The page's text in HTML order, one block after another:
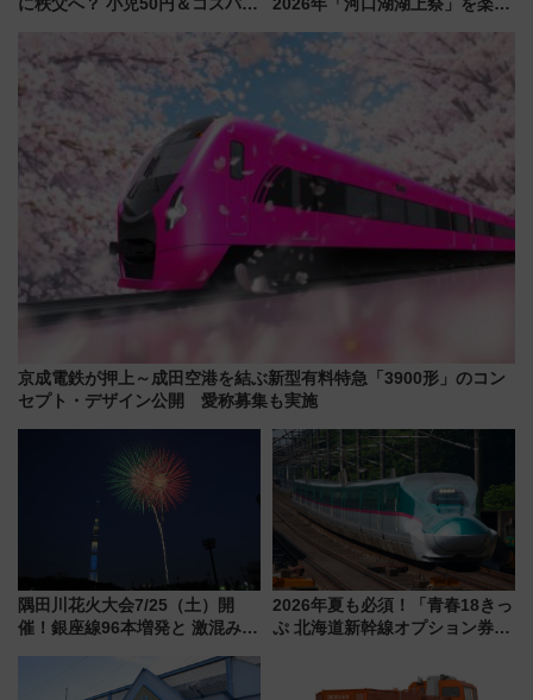
族旅行！ 深夜の正丸トンネル探
検や特急ラビューも
ススメ
京成電鉄が押上～成田空港を結ぶ新型有料特急「3900形」のコン
セプト・デザイン公開 愛称募集も実施
隅田川花火大会7/25（土）開
催！銀座線96本増発と 激混みの
アクセス攻略法、2万発の花火が
都心の夜に！
2026年夏も必須！「青春18きっ
ぷ 北海道新幹線オプション券」